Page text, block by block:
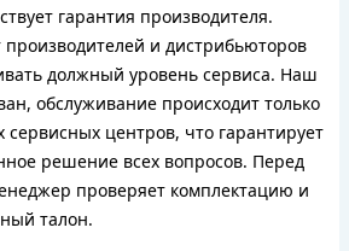
гарантия производителя.
и дистрибьюторов
должный уровень сервиса. Наш
обслуживание происходит только
центров, что гарантирует
решение всех вопросов. Перед
проверяет комплектацию и
талон.